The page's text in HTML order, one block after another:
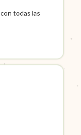
con todas las